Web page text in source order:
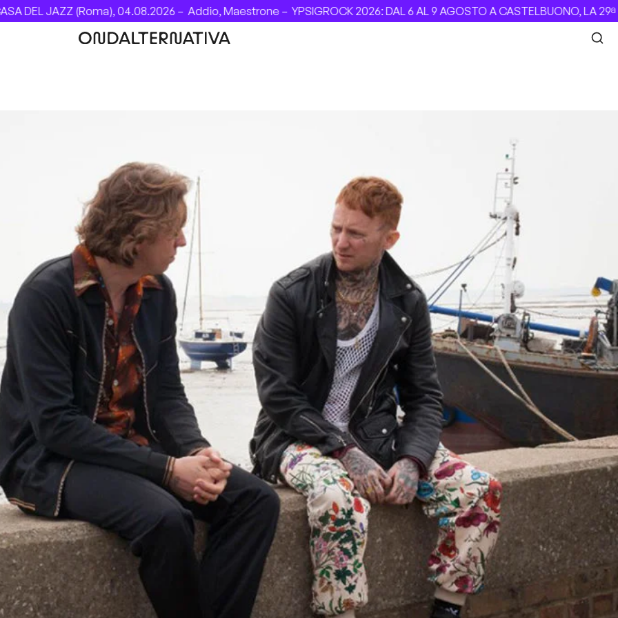
DEL JAZZ (Roma), 04.08.2026 –Addio, Maestrone –YPSIGROCK 2026: DAL 6 AL 9 AGOSTO A CASTELBUONO, LA 29ª